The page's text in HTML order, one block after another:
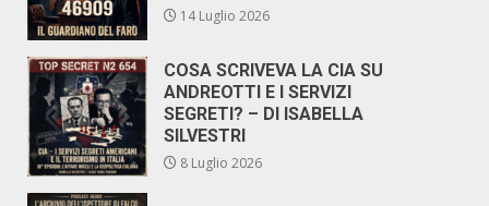
14 Luglio 2026
COSA SCRIVEVA LA CIA SU
ANDREOTTI E I SERVIZI
SEGRETI? – DI ISABELLA
SILVESTRI
8 Luglio 2026